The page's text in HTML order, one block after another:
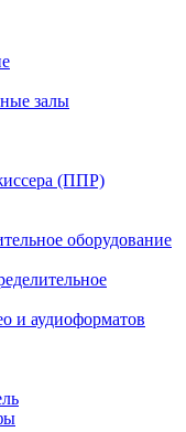
залы
(ППР)
оборудование
и аудиоформатов